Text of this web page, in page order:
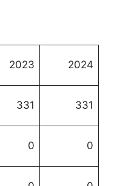
2023 2024
331 331
0 0